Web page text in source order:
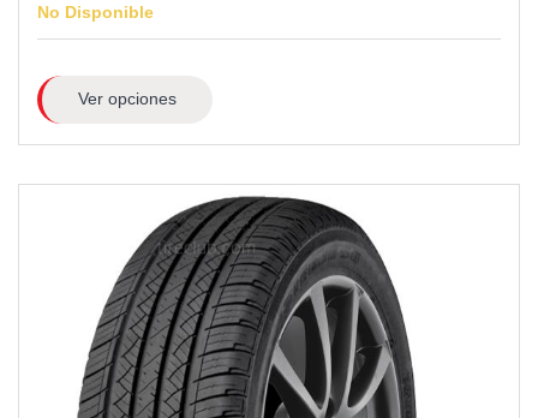
No Disponible
Ver opciones